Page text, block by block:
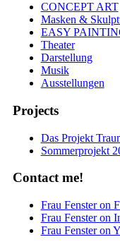
CONCEPT ART
Masken &
EASY
Theater
Darstellung
Musik
Ausstellungen
Projects
Das Projekt
Sommerprojekt
Contact me!
Frau Fenster on
Frau Fenster on
Frau Fenster on